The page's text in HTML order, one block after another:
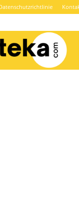
Brze
vijesti